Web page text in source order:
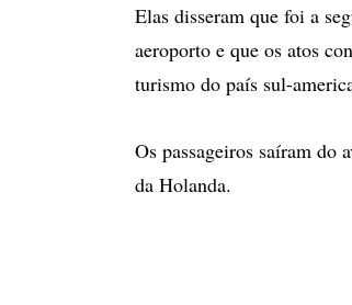
Elas disseram que foi a
aeroporto e que os atos
turismo do país sul-
Os passageiros saíram do
da Holanda.